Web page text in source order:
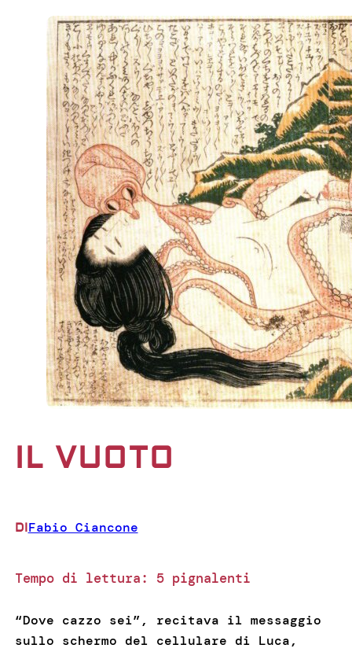
IL VUOTO
DIFabio Ciancone
Tempo di lettura: 5 pignalenti
“Dove cazzo sei”, recitava il messaggio
sullo schermo del cellulare di Luca,